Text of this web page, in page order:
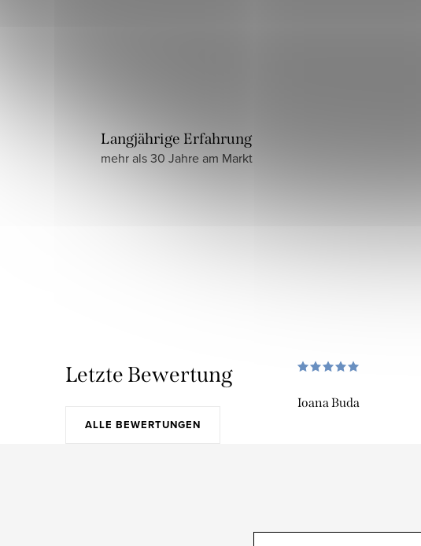
Langjährige Erfahrung
mehr als 30 Jahre am Markt
Letzte Bewertung
ALLE BEWERTUNGEN
Ioana Buda